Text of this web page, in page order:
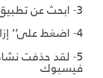
3- ابحث عن تطبيق ‘’Land Rover Care’’
4- اضغط على’’ إزالة/حذف’’
5- لقد حذفت
فيسبوك